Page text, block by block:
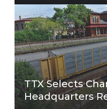
TTX Selects
Headquarters